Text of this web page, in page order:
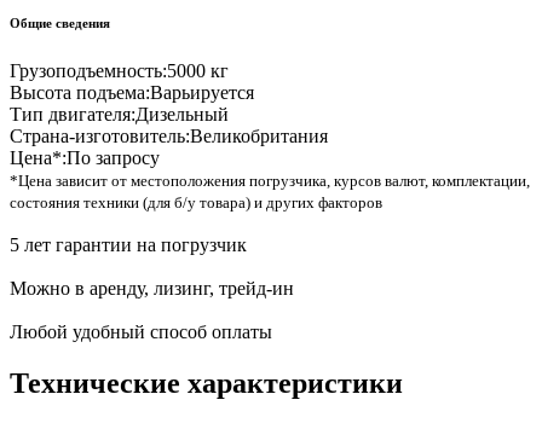
Общие сведения
Грузоподъемность:5000 кг
Высота подъема:Варьируется
Тип двигателя:Дизельный
Страна-изготовитель:Великобритания
Цена*:По запросу
*Цена зависит от местоположения погрузчика, курсов валют, комплектации,
состояния техники (для б/у товара) и других факторов
5 лет гарантии на погрузчик
Можно в аренду, лизинг, трейд-ин
Любой удобный способ оплаты
Технические характеристики